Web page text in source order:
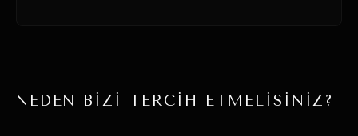
NEDEN BİZİ TERCİH ETMELİSİNİZ?